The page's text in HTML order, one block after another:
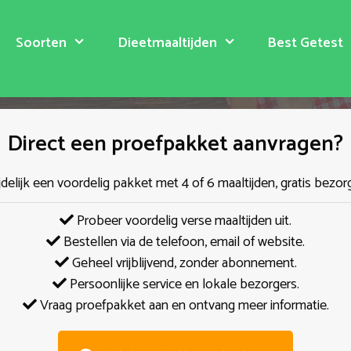
Soorten Dieetmaaltijden Best Getest
Direct een proefpakket aanvragen?
een voordelig pakket met 4 of 6 maaltijden, gratis
Probeer voordelig verse maaltijden uit.
Bestellen via de telefoon, email of website.
Geheel vrijblijvend, zonder abonnement.
Persoonlijke service en lokale bezorgers.
Vraag proefpakket aan en ontvang meer informatie.